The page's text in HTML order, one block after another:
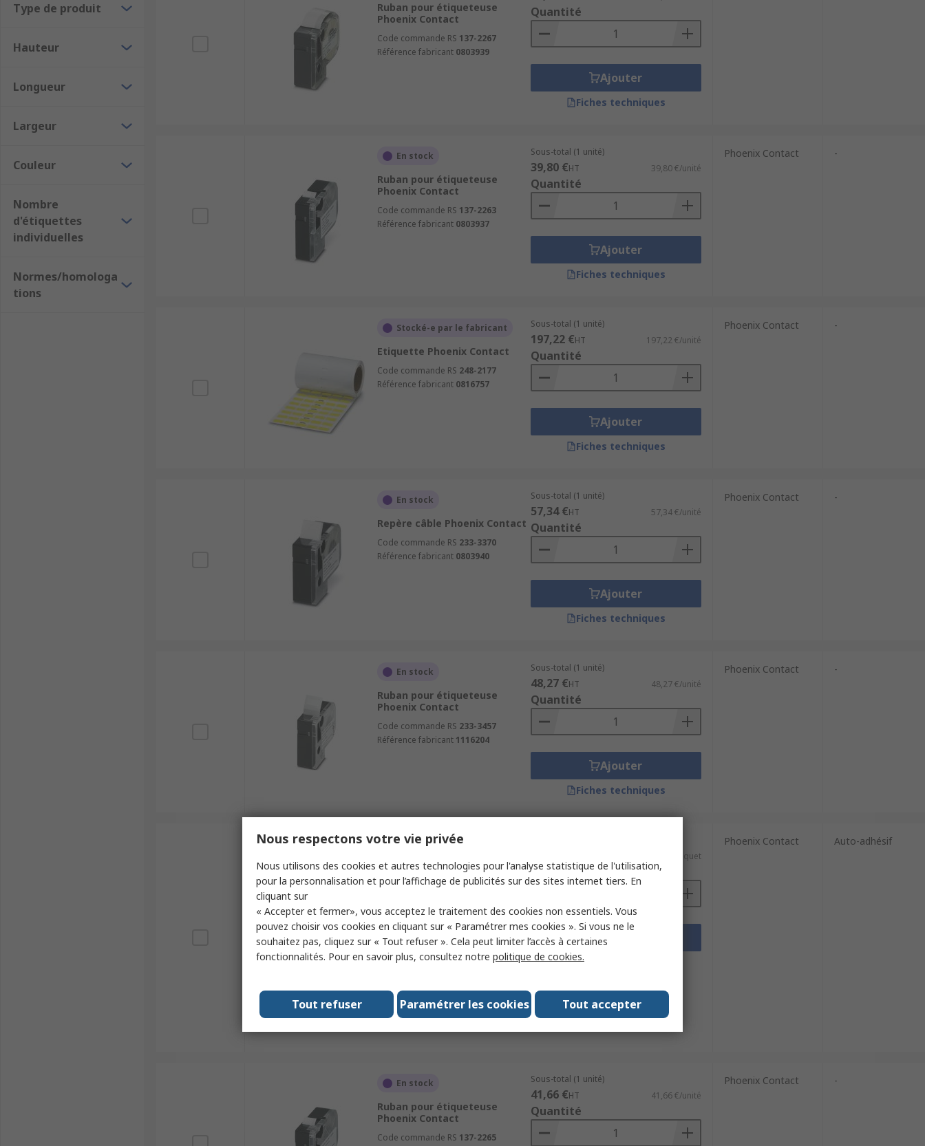
Type de produit
Hauteur
Longueur
Largeur
Couleur
Nombre
d'étiquettes
individuelles
Normes/homologa
tions
Ruban pour étiqueteuse
Phoenix Contact
Code commande RS 137-2267
Référence fabricant 0803939
Quantité
Ajouter
Fiches techniques
En stock
Ruban pour étiqueteuse
Phoenix Contact
Code commande RS 137-2263
Référence fabricant 0803937
Sous-total (1 unité)
39,80 €HT 39,80 €/unité
Quantité
Ajouter
Fiches techniques
Phoenix Contact -
Stocké-e par le fabricant
Etiquette Phoenix Contact
Code commande RS 248-2177
Référence fabricant 0816757
Sous-total (1 unité)
197,22 €HT 197,22 €/unité
Quantité
Ajouter
Fiches techniques
Phoenix Contact -
En stock
Repère câble Phoenix Contact
Code commande RS 233-3370
Référence fabricant 0803940
Sous-total (1 unité)
57,34 €HT 57,34 €/unité
Quantité
Ajouter
Fiches techniques
Phoenix Contact -
En stock
Ruban pour étiqueteuse
Phoenix Contact
Code commande RS 233-3457
Référence fabricant 1116204
Sous-total (1 unité)
48,27 €HT 48,27 €/unité
Quantité
Ajouter
Fiches techniques
Phoenix Contact -
Stocké-e par le fabricant
Marquage pour panneau
Phoenix Contact 54 mm 54 mm
Feuille laser Bleu
Code commande RS487-855
Référence fabricant 0831607
212,33 €/paquet
Quantité
Ajouter
Fiches techniques
Phoenix Contact Auto-adhésif
En stock
Ruban pour étiqueteuse
Phoenix Contact
Code commande RS 137-2265
Sous-total (1 unité)
41,66 €HT 41,66 €/unité
Quantité
Phoenix Contact -
Nous respectons votre vie privée
Nous utilisons des cookies et autres technologies pour l'analyse statistique de l'utilisation,
pour la personnalisation et pour l’affichage de publicités sur des sites internet tiers. En
cliquant sur
« Accepter et fermer», vous acceptez le traitement des cookies non essentiels. Vous
pouvez choisir vos cookies en cliquant sur « Paramétrer mes cookies ». Si vous ne le
souhaitez pas, cliquez sur « Tout refuser ». Cela peut limiter l’accès à certaines
fonctionnalités. Pour en savoir plus, consultez notre politique de cookies.
Tout accepter
Paramétrer les cookies
Tout refuser